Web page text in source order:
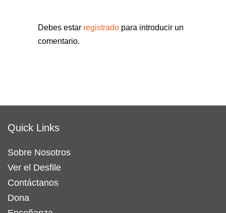
Debes estar registrado para introducir un
comentario.
Quick Links
Sobre Nosotros
Ver el Desfile
Contáctanos
Dona